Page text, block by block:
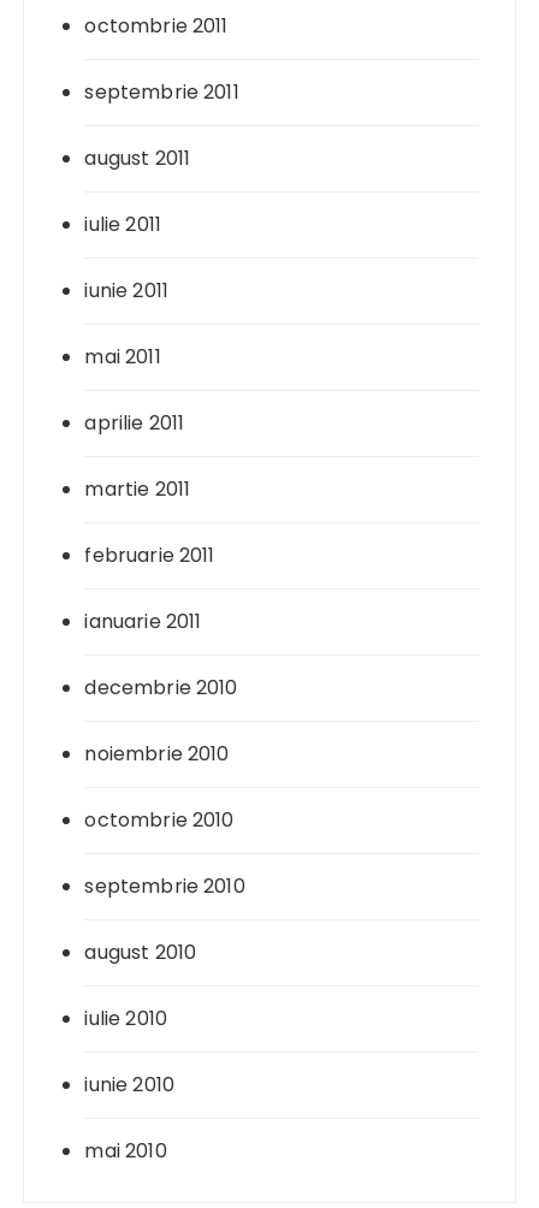
octombrie 2011
septembrie 2011
august 2011
iulie 2011
iunie 2011
mai 2011
aprilie 2011
martie 2011
februarie 2011
ianuarie 2011
decembrie 2010
noiembrie 2010
octombrie 2010
septembrie 2010
august 2010
iulie 2010
iunie 2010
mai 2010